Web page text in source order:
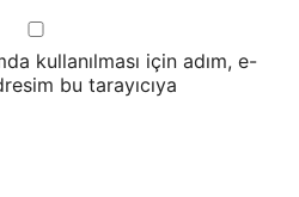
kullanılması için adım, e-
bu tarayıcıya